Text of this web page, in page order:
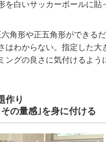
を白いサッカーボールに貼
角形や正五角形ができる
はわからない。指定した大
ングの良さに気付けるよう
作り
の量感｣を身に付ける